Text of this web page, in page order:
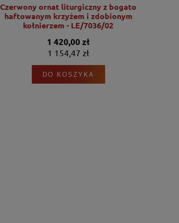
Czerwony ornat liturgiczny z bogato
haftowanym krzyżem i zdobionym
kołnierzem - LE/7036/02
1 420,00 zł
1 154,47 zł
DO KOSZYKA